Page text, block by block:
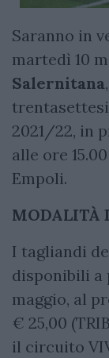
Saranno in
martedì 10
Salernitana
2021/22, in
alle ore
Empoli.
MODALITÀ
I tagliandi
disponibili a
maggio, al
€ 25,00
il circuito